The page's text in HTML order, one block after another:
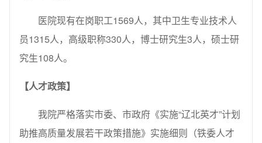
医院现有在岗职工1569人，其中卫生专业技术人
员1315人，高级职称330人，博士研究生3人，硕士研
究生108人。
【人才政策】
我院严格落实市委、市政府《实施“辽北英才”计划
助推高质量发展若干政策措施》实施细则（铁委人才